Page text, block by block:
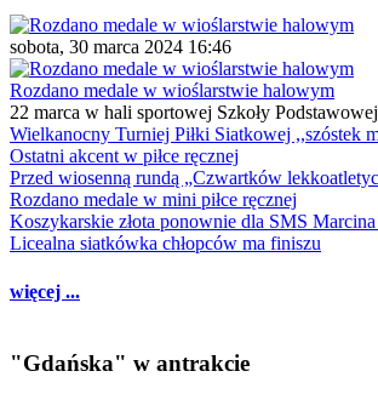
sobota, 30 marca 2024 16:46
Rozdano medale w wioślarstwie halowym
22 marca w hali sportowej Szkoły
Wielkanocny Turniej Piłki Siatkowej ,,szóstek
Ostatni akcent w piłce ręcznej
Przed wiosenną rundą „Czwartków
Rozdano medale w mini piłce ręcznej
Koszykarskie złota ponownie dla SMS
Licealna siatkówka chłopców ma finiszu
więcej ...
"Gdańska" w antrakcie